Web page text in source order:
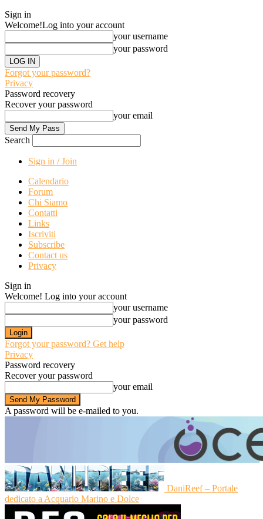
Sign in
Welcome!Log into your account
your username
your password
Forgot your password?
Privacy
Password recovery
Recover your password
your email
Search
Sign in / Join
Calendario
Forum
Chi Siamo
Contatti
Links
Iscriviti
Subscribe
Contact us
Privacy
Sign in
Welcome! Log into your account
your username
your password
Forgot your password? Get help
Privacy
Password recovery
Recover your password
your email
A password will be e-mailed to you.
DaniReef – Portale
dedicato a Acquario Marino e Dolce